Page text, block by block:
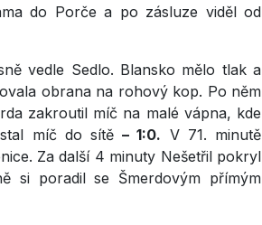
do Porče a po zásluze viděl od
vedle Sedlo. Blansko mělo tlak a
obrana na rohový kop. Po něm
zakroutil míč na malé vápna, kde
míč do sítě– 1:0. V 71. minutě
Za další 4 minuty Nešetřil pokryl
si poradil se Šmerdovým přímým